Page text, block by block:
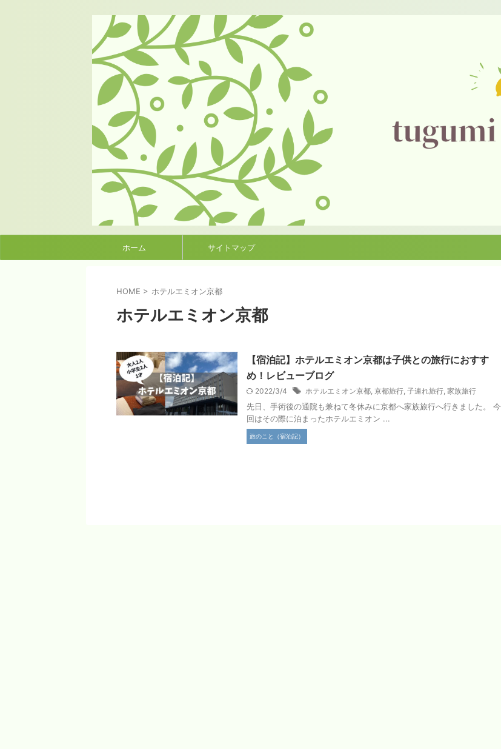
ホーム サイトマップ
HOME > ホテルエミオン京都
ホテルエミオン京都
【宿泊記】ホテルエミオン京都は子供との旅行におすす
め！レビューブログ
2022/3/4 ホテルエミオン京都 京都旅行 子連れ旅行 家族旅行
先日、手術後の通院も兼ねて冬休みに京都へ家族旅行へ行きました。 今
回はその際に泊まったホテルエミオン ...
旅のこと（宿泊記）